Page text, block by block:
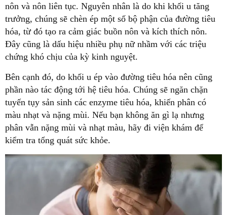
nôn và nôn liên tục. Nguyên nhân là do khi khối u tăng
trưởng, chúng sẽ chèn ép một số bộ phận của đường tiêu
hóa, từ đó tạo ra cảm giác buồn nôn và kích thích nôn.
Đây cũng là dấu hiệu nhiều phụ nữ nhầm với các triệu
chứng khó chịu của kỳ kinh nguyệt.
Bên cạnh đó, do khối u ép vào đường tiêu hóa nên cũng
phần nào tác động tới hệ tiêu hóa. Chúng sẽ ngăn chặn
tuyến tụy sản sinh các enzyme tiêu hóa, khiến phân có
màu nhạt và nặng mùi. Nếu bạn không ăn gì lạ nhưng
phân vẫn nặng mùi và nhạt màu, hãy đi viện khám để
kiểm tra tổng quát sức khỏe.